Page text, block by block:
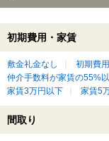
初期費用・家賃
敷金礼金なし 初期費
仲介手数料が家賃の55%
家賃3万円以下
家賃5
間取り